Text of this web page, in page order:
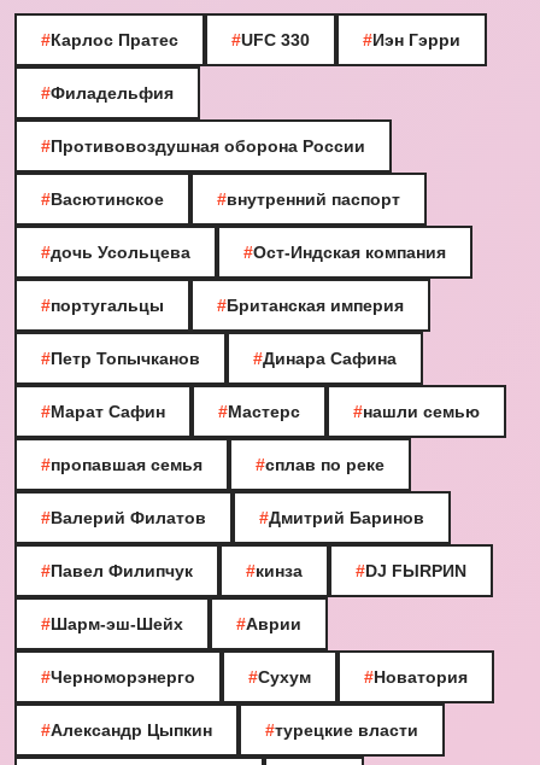
#Карлос Пратес #UFC 330 #Иэн Гэрри
#Филадельфия
#Противовоздушная оборона России
#Васютинское #внутренний паспорт
#дочь Усольцева #Ост-Индская компания
#португальцы #Британская империя
#Петр Топычканов #Динара Сафина
#Марат Сафин #Мастерс #нашли семью
#пропавшая семья #сплав по реке
#Валерий Филатов #Дмитрий Баринов
#Павел Филипчук #кинза #DJ FЫRРИN
#Шарм-эш-Шейх #Аврии
#Черноморэнерго #Сухум #Новатория
#Александр Цыпкин #турецкие власти